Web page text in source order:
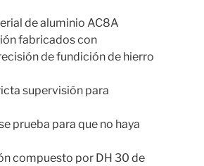
de aluminio AC8A
fabricados con
de fundición de hierro
supervisión para
prueba para que no haya
compuesto por DH 30 de